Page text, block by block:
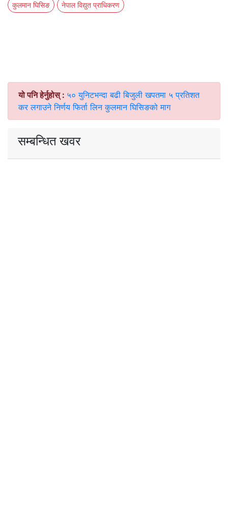
कुलमान घिसिङ नेपाल विद्युत प्राधिकरण
यो पनि हेर्नुहोस् : ५० युनिटभन्दा बढी बिजुली खपतमा ५ प्रतिशत
कर लगाउने निर्णय फिर्ता लिन कुलमान घिसिङको माग
सम्बन्धित खवर